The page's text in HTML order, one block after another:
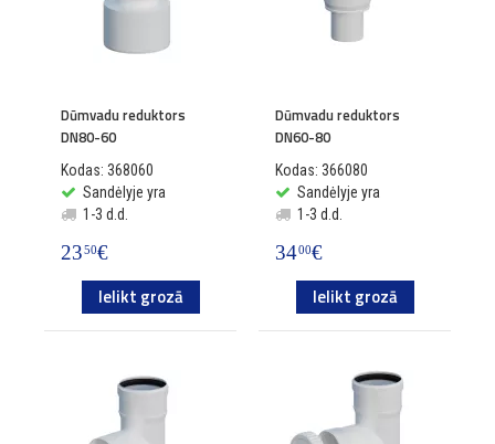
Dūmvadu reduktors
DN80-60
Kodas: 368060
Sandėlyje yra
1-3 d.d.
2350€
Ielikt grozā
Dūmvadu reduktors
DN60-80
Kodas: 366080
Sandėlyje yra
1-3 d.d.
3400€
Ielikt grozā